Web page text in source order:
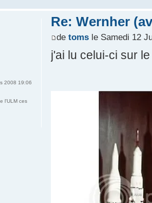
Re: Wernher
de tomsle Samedi 12
j'ai lu celui-ci sur
2008 19:06
l'ULM ces